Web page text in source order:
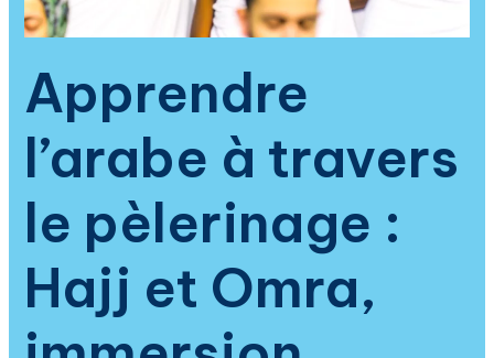
Apprendre
l’arabe à travers
le pèlerinage :
Hajj et Omra,
et
raviver
foi
musulmane